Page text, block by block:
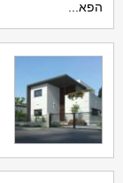
הפא...